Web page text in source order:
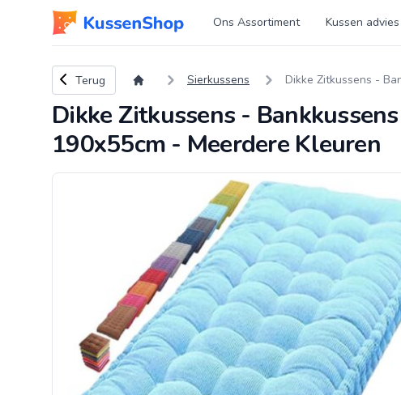
Logo www.kussenshop.nl Ons Assortiment Kussen advies
Terug naar overzicht
Terug Sierkussens Dikke Zitkussens -
Dikke Zitkussens -
190x55cm - Meerdere Kleuren